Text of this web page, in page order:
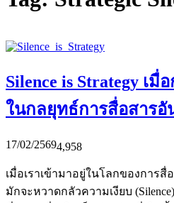
Silence is Strategy เ
ในกลยุทธ์การสื่อสาร
17/02/25694,958
เมื่อเราเข้ามาอยู่ในโลกของการ
มักจะหวาดกลัวความเงียบ